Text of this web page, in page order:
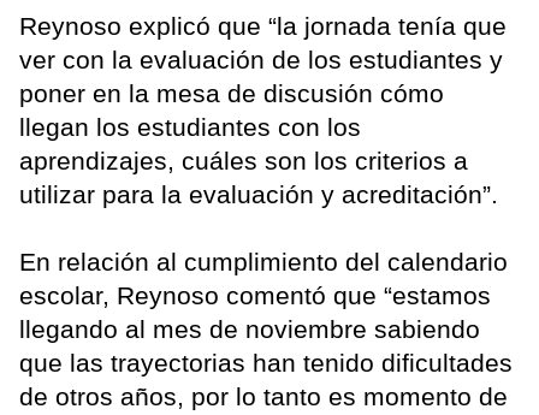
Reynoso explicó que “la jornada tenía que
ver con la evaluación de los estudiantes y
poner en la mesa de discusión cómo
llegan los estudiantes con los
aprendizajes, cuáles son los criterios a
utilizar para la evaluación y acreditación”.
En relación al cumplimiento del calendario
escolar, Reynoso comentó que “estamos
llegando al mes de noviembre sabiendo
que las trayectorias han tenido dificultades
de otros años, por lo tanto es momento de